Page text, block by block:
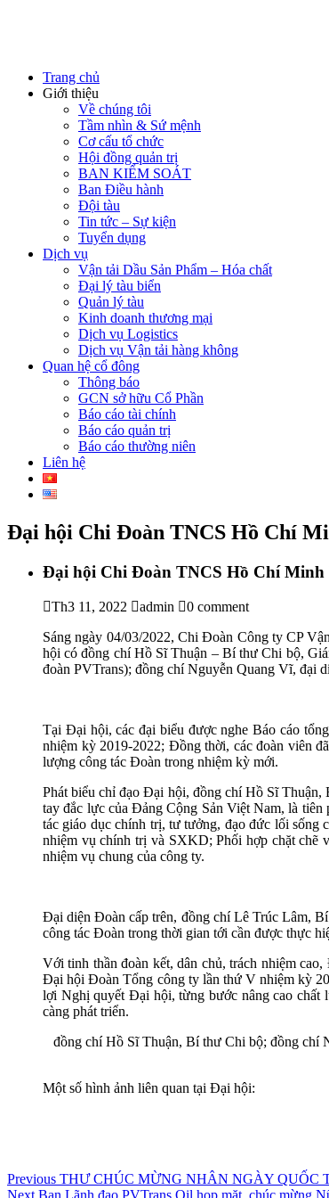
Trang chủ
Giới thiệu
Về chúng tôi
Tầm nhìn & Sứ mệnh
Cơ cấu tổ chức
Hội đồng quản trị
BAN KIỂM SOÁT
Ban Điều hành
Đội tàu
Tin tức – Sự kiện
Tuyển dụng
Dịch vụ
Vận tải Dầu Sản Phẩm – Hóa chất
Đại lý tàu biển
Quản lý tàu
Kinh doanh thương mại
Dịch vụ Logistics
Dịch vụ Vận tải hàng không
Quan hệ cổ đông
Thông báo
GCN sở hữu Cổ Phần
Báo cáo tài chính
Báo cáo quản trị
Báo cáo thường niên
Liên hệ
Đại hội Chi Đoàn TNCS Hồ Chí
Đại hội Chi Đoàn TNCS Hồ Chí Minh
Th3 11, 2022 admin
0 comment
Sáng ngày 04/03/2022, Chi Đoàn Công ty CP
hội có đồng chí Hồ Sĩ Thuận – Bí thư Chi bộ,
đoàn PVTrans); đồng chí Nguyễn Quang Vĩ, đại
Tại Đại hội, các đại biểu được nghe Báo cáo
nhiệm kỳ 2019-2022; Đồng thời, các đoàn viên
lượng công tác Đoàn trong nhiệm kỳ mới.
Phát biểu chỉ đạo Đại hội, đồng chí Hồ Sĩ Thuận,
tay đắc lực của Đảng Cộng Sản Việt Nam, là
tác giáo dục chính trị, tư tưởng, đạo đức lối sống
nhiệm vụ chính trị và SXKD; Phối hợp chặt chẽ
nhiệm vụ chung của công ty.
Đại diện Đoàn cấp trên, đồng chí Lê Trúc Lâm,
công tác Đoàn trong thời gian tới cần được thực
Với tinh thần đoàn kết, dân chủ, trách nhiệm
Đại hội Đoàn Tổng công ty lần thứ V nhiệm kỳ
lợi Nghị quyết Đại hội, từng bước nâng cao chất
càng phát triển.
đồng chí Hồ Sĩ Thuận, Bí thư Chi bộ; đồng
Một số hình ảnh liên quan tại Đại hội:
Điều
Previous Previous
post:
THƯ CHÚC MỪNG NHÂN NGÀY QUỐC
Next Next
Ban Lãnh đạo PVTrans Oil họp mặt, chúc mừng